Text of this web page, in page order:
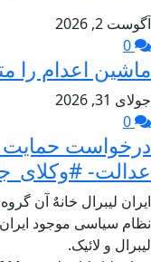
آگوست 2, 2026
ماشین اعدام را
جولای 31, 2026
درخواست حمایت
عدالت-
ایران لیبرال خانهٌ آن
نظام سیاسی موجود
لیبرال و لائیک.